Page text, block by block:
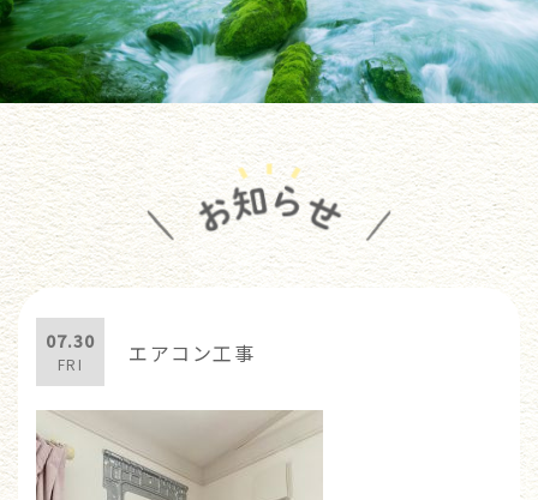
07.30
FRI エアコン工事